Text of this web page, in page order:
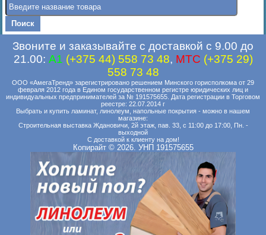
Звоните и заказывайте с доставкой с 9.00 до
21.00: A1 (+375 44) 558 73 48, MTC (+375 29)
558 73 48
ООО «АмегаТренд» зарегистрировано решением Минского горисполкома от 29
февраля 2012 года в Едином государственном регистре юридических лиц и
индивидуальных предпринимателей за № 191575655. Дата регистрации в Торговом
реестре: 22.07.2014 г
Выбрать и купить ламинат, линолеум, напольные покрытия - можно в нашем
магазине:
Строительная выставка Ждановичи, 2й этаж, пав. 33, с 11:00 до 17:00, Пн. -
выходной
С доставкой к клиенту на дом!
Копирайт © 2026. УНП 191575655